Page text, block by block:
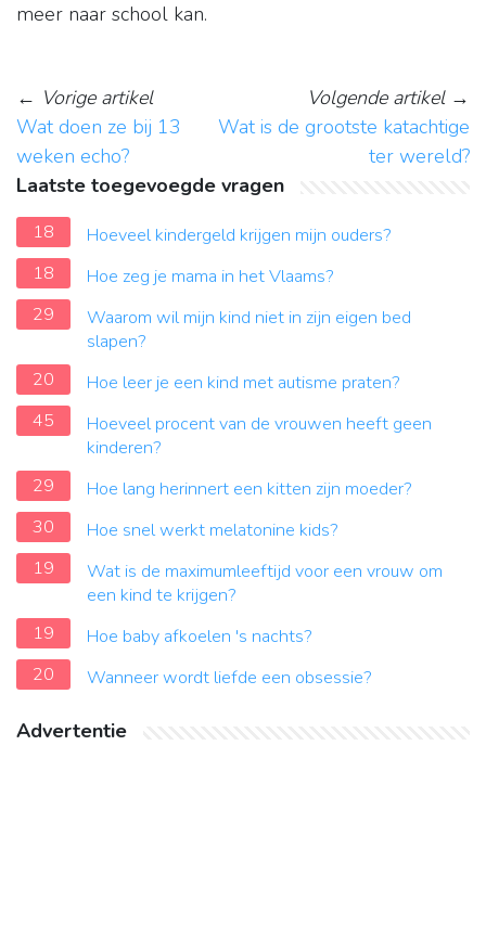
meer naar school kan.
← Vorige artikel
Wat doen ze bij 13
weken echo?
Volgende artikel→
Wat is de grootste katachtige
ter wereld?
Laatste toegevoegde vragen
18
Hoeveel kindergeld krijgen mijn ouders?
18
Hoe zeg je mama in het Vlaams?
29
Waarom wil mijn kind niet in zijn eigen bed
slapen?
20
Hoe leer je een kind met autisme praten?
45
Hoeveel procent van de vrouwen heeft geen
kinderen?
29
Hoe lang herinnert een kitten zijn moeder?
30
Hoe snel werkt melatonine kids?
19
Wat is de maximumleeftijd voor een vrouw om
een ​​kind te krijgen?
19
Hoe baby afkoelen 's nachts?
20
Wanneer wordt liefde een obsessie?
Advertentie